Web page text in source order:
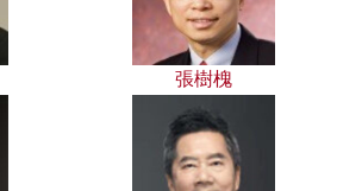
張樹槐